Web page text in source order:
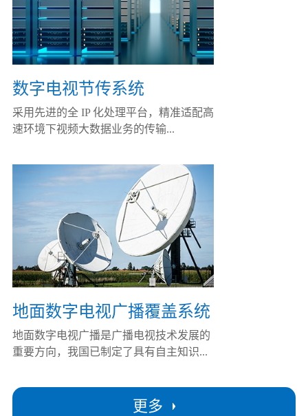
更多
数字电视节传系统
采用先进的全 IP 化处理平台，精准适配高
速环境下视频大数据业务的传输...
地面数字电视广播覆盖系统
地面数字电视广播是广播电视技术发展的
重要方向，我国已制定了具有自主知识...